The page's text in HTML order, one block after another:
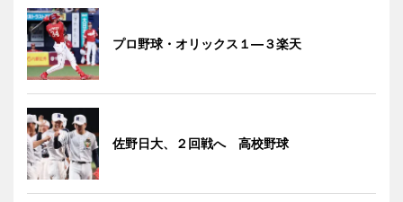
プロ野球・オリックス１―３楽天
佐野日大、２回戦へ 高校野球